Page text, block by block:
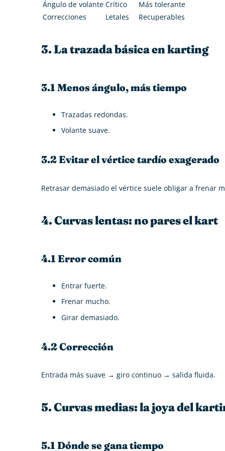
Ángulo de volante Crítico
Más tolerante
Correcciones
Letales Recuperables
3. La trazada básica en karting
3.1 Menos ángulo, más tiempo
Trazadas redondas.
Volante suave.
3.2 Evitar el vértice tardío exagerado
Retrasar demasiado el vértice suele obligar a frenar
4. Curvas lentas: no pares el kart
4.1 Error común
Entrar fuerte.
Frenar mucho.
Girar demasiado.
4.2 Corrección
Entrada más suave → giro continuo → salida fluida.
5. Curvas medias: la joya del
5.1 Dónde se gana tiempo